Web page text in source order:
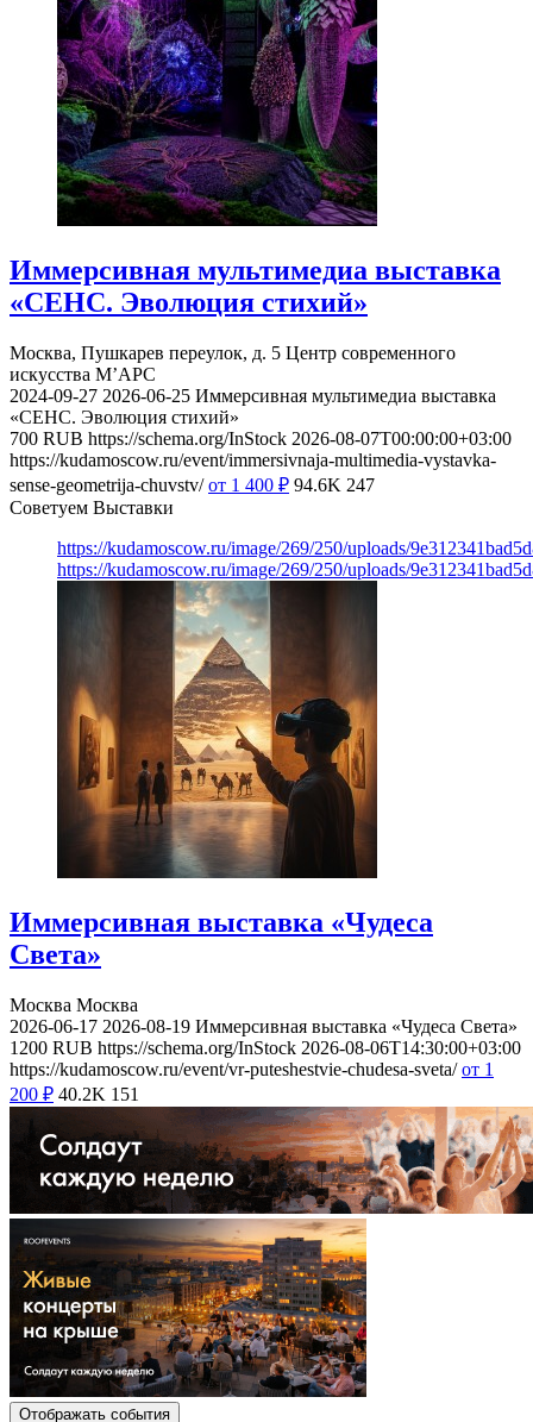
Иммерсивная мультимедиа выставка
«СЕНС. Эволюция стихий»
Москва, Пушкарев переулок, д. 5 Центр современного
искусства М’АРС
2024-09-27 2026-06-25 Иммерсивная мультимедиа выставка
«СЕНС. Эволюция стихий»
700 RUB https://schema.org/InStock 2026-08-07T00:00:00+03:00
https://kudamoscow.ru/event/immersivnaja-multimedia-vystavka-
sense-geometrija-chuvstv/ от 1 400 ₽ 94.6K 247
Советуем Выставки
https://kudamoscow.ru/image/269/250/uploads/
https://kudamoscow.ru/image/269/250/uploads/
Иммерсивная выставка «Чудеса
Света»
Москва Москва
2026-06-17 2026-08-19 Иммерсивная выставка «Чудеса Света»
1200 RUB https://schema.org/InStock 2026-08-06T14:30:00+03:00
https://kudamoscow.ru/event/vr-puteshestvie-chudesa-sveta/ от 1
200 ₽ 40.2K 151
Отображать события